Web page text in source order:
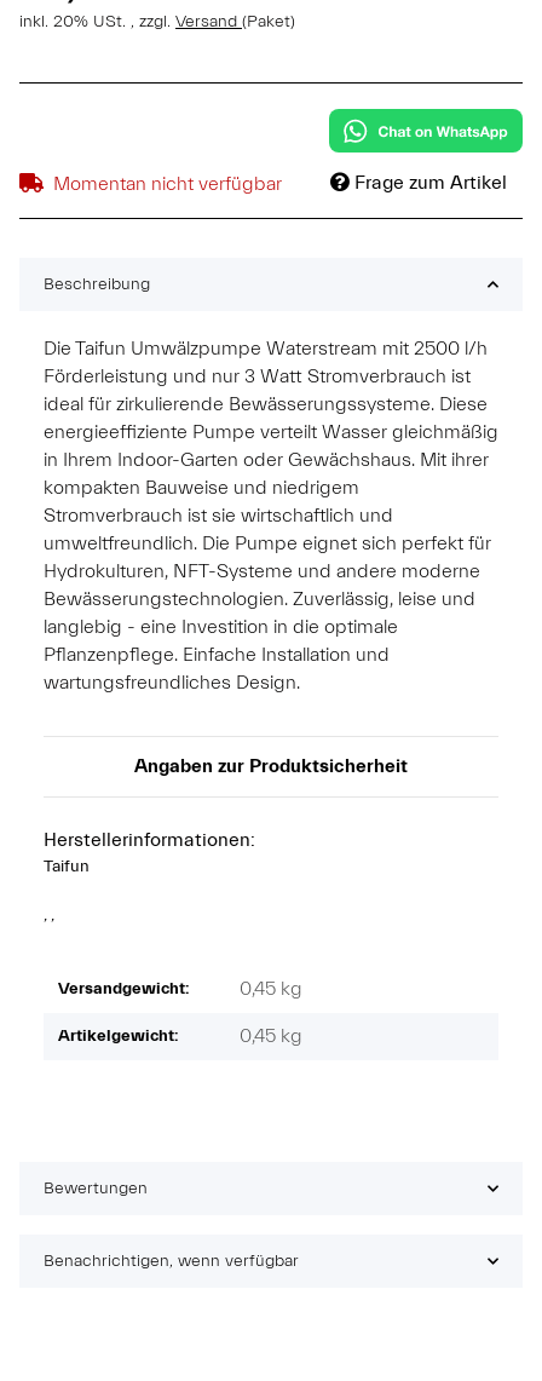
inkl. 20% USt. , zzgl. Versand (Paket)
Momentan nicht verfügbar Frage zum Artikel
Beschreibung
Die Taifun Umwälzpumpe Waterstream mit 2500 l/h
Förderleistung und nur 3 Watt Stromverbrauch ist
ideal für zirkulierende Bewässerungssysteme. Diese
energieeffiziente Pumpe verteilt Wasser gleichmäßig
in Ihrem Indoor-Garten oder Gewächshaus. Mit ihrer
kompakten Bauweise und niedrigem
Stromverbrauch ist sie wirtschaftlich und
umweltfreundlich. Die Pumpe eignet sich perfekt für
Hydrokulturen, NFT-Systeme und andere moderne
Bewässerungstechnologien. Zuverlässig, leise und
langlebig - eine Investition in die optimale
Pflanzenpflege. Einfache Installation und
wartungsfreundliches Design.
Angaben zur Produktsicherheit
Herstellerinformationen:
Taifun
, ,
Versandgewicht: 0,45 kg
Artikelgewicht: 0,45 kg
Bewertungen
Benachrichtigen, wenn verfügbar